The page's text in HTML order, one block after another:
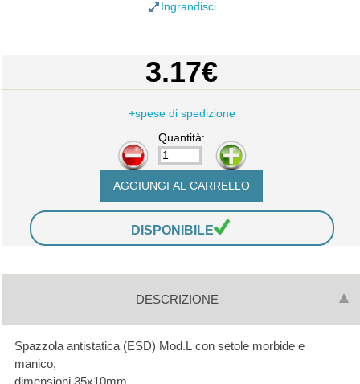
Ingrandisci
3.17€
+spese di spedizione
Quantità:
-
+
DISPONIBILE
DESCRIZIONE
Spazzola antistatica (ESD) Mod.L con setole morbide e
manico,
dimensioni 35x10mm